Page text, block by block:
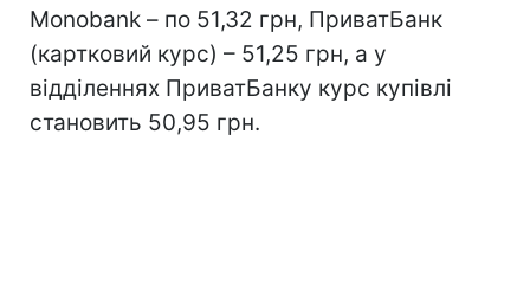
Monobank – по 51,32 грн, ПриватБанк
(картковий курс) – 51,25 грн, а у
відділеннях ПриватБанку курс купівлі
становить 50,95 грн.